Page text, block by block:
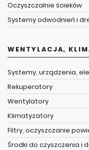
Oczyszczalnie ścieków
Systemy odwodnień i
WENTYLACJA,
Systemy, urządzenia,
Rekuperatory
Wentylatory
Klimatyzatory
Filtry, oczyszczanie
Środki do czyszczenia i